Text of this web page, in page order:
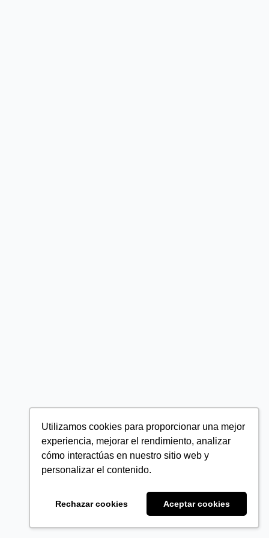
Utilizamos cookies para proporcionar una mejor
experiencia, mejorar el rendimiento, analizar
cómo interactúas en nuestro sitio web y
personalizar el contenido.
Rechazar cookies Aceptar cookies